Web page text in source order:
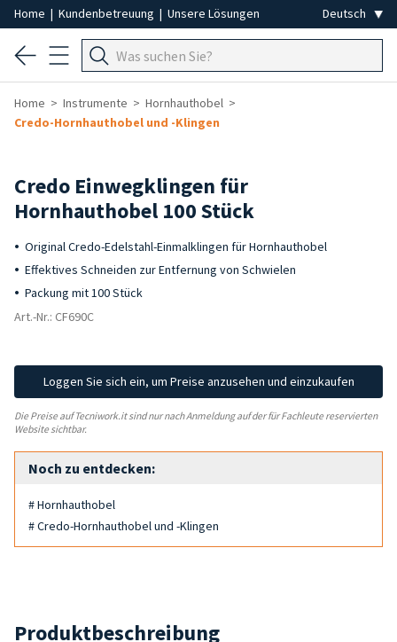
Home | Kundenbetreuung | Unsere Lösungen
Home Instrumente
Hornhauthobel
Credo-Hornhauthobel und -Klingen
Credo Einwegklingen für
Hornhauthobel 100 Stück
Original Credo-Edelstahl-Einmalklingen für Hornhauthobel
Effektives Schneiden zur Entfernung von Schwielen
Packung mit 100 Stück
Art.-Nr.: CF690C
Loggen Sie sich ein, um Preise anzusehen und einzukaufen
Die Preise auf Tecniwork.it sind nur nach Anmeldung auf der für Fachleute reservierten
Website sichtbar.
Noch zu entdecken:
# Hornhauthobel
# Credo-Hornhauthobel und -Klingen
Produktbeschreibung